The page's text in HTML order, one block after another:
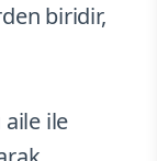
biridir,
aile ile